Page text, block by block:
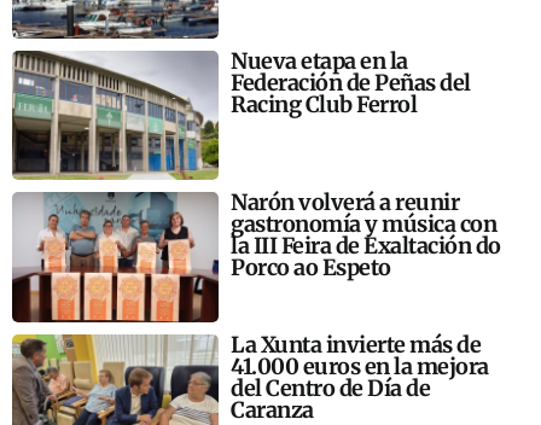
Nueva etapa en la
Federación de Peñas del
Racing Club Ferrol
Narón volverá a reunir
gastronomía y música con
la III Feira de Exaltación do
Porco ao Espeto
La Xunta invierte más de
41.000 euros en la mejora
del Centro de Día de
Caranza